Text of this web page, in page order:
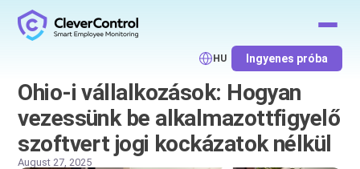
HU Ingyenes próba
Ohio-i vállalkozások: Hogyan
vezessünk be alkalmazottfigyelő
szoftvert jogi kockázatok nélkül
August 27, 2025